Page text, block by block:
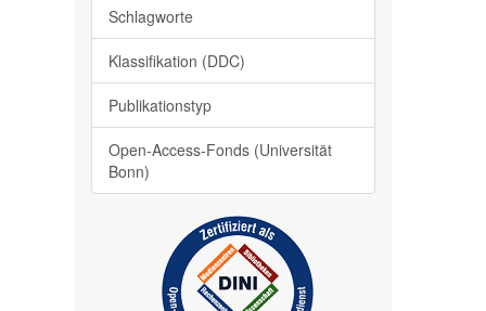
Schlagworte
Klassifikation (DDC)
Publikationstyp
Open-Access-Fonds (Universität
Bonn)